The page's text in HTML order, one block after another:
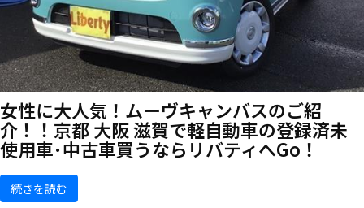
女性に大人気！ムーヴキャンバスのご紹
介！！京都 大阪 滋賀で軽自動車の登録済未
使用車･中古車買うならリバティへGo！
続きを読む